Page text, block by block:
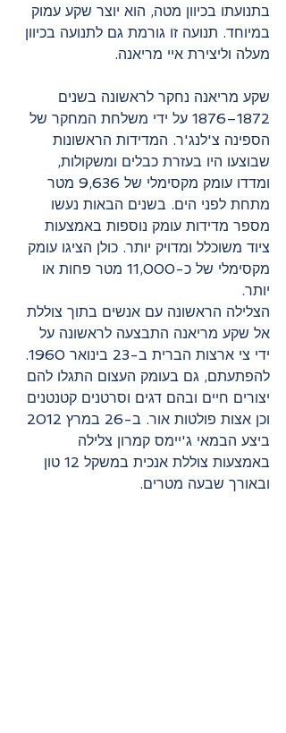
בתנועתו בכיוון מטה, הוא יוצר שקע עמוק
במיוחד. תנועה זו גורמת גם לתנועה בכיוון
מעלה וליצירת איי מריאנה.
שקע מריאנה נחקר לראשונה בשנים
1872–1876 על ידי משלחת המחקר של
הספינה צ'לנג'ר. המדידות הראשונות
שבוצעו היו בעזרת כבלים ומשקולות,
ומדדו עומק מקסימלי של 9,636 מטר
מתחת לפני הים. בשנים הבאות נעשו
מספר מדידות עומק נוספות באמצעות
ציוד משוכלל ומדויק יותר. כולן הציגו עומק
מקסימלי של כ-11,000 מטר פחות או
יותר.
הצלילה הראשונה עם אנשים בתוך צוללת
אל שקע מריאנה התבצעה לראשונה על
ידי צי ארצות הברית ב-23 בינואר 1960.
להפתעתם, גם בעומק העצום התגלו להם
יצורים חיים ובהם דגים וסרטנים קטנטנים
ביצע הבמאי ג'יימס קמרון צלילה
באמצעות צוללת אנכית במשקל 12 טון
ובאורך שבעה מטרים.